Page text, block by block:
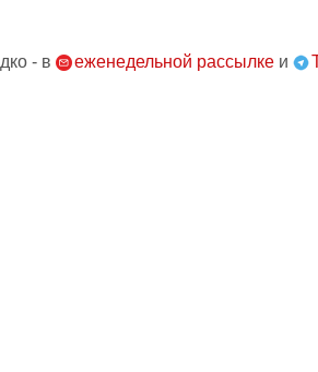
- в еженедельной рассылке и